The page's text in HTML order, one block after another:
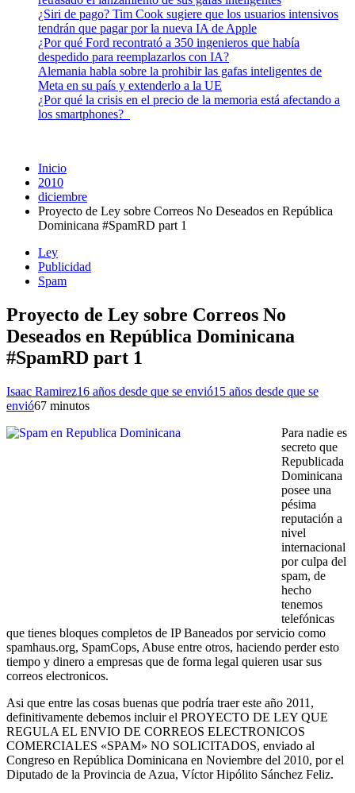
¿Siri de pago? Tim Cook sugiere que los usuarios intensivos
tendrán que pagar por la nueva IA de Apple
¿Por qué Ford recontrató a 350 ingenieros que había
despedido para reemplazarlos con IA?
Alemania habla sobre la prohibir las gafas inteligentes de
Meta en su país y extenderlo a la UE
¿Por qué la crisis en el precio de la memoria está afectando a
los smartphones?
Inicio
2010
diciembre
Proyecto de Ley sobre Correos No Deseados en República
Dominicana #SpamRD part 1
Ley
Publicidad
Spam
Proyecto de Ley sobre Correos No
Deseados en República Dominicana
#SpamRD part 1
Isaac Ramirez16 años desde que se envió15 años desde que se
envió67 minutos
Para nadie es
secreto que
Republicada
Dominicana
posee una
pésima
reputación a
nivel
internacional
por culpa del
spam, de
hecho
tenemos
telefónicas
que tienes bloques completos de IP Baneados por servicio como
spamhaus.org, SpamCops, Abuse entre otros, haciendo perder esto
tiempo y dinero a empresas que de forma legal quieren usar sus
correos electronicos.
Asi que entre las cosas buenas que podría traer este año 2011,
definitivamente debemos incluir el PROYECTO DE LEY QUE
REGULA EL ENVIO DE CORREOS ELECTRONICOS
COMERCIALES «SPAM» NO SOLICITADOS, enviado al
Congreso en República Dominicana en Noviembre del 2010, por el
Diputado de la Provincia de Azua, Víctor Hipólito Sánchez Feliz.